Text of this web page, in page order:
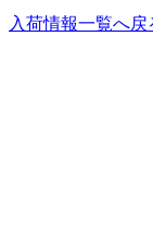
入荷情報一覧へ戻